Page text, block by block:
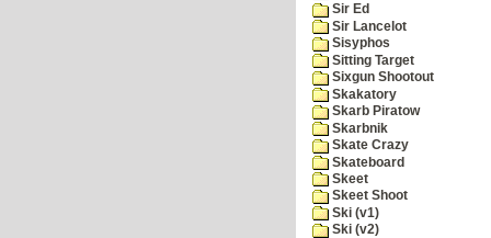
Sir Ed
Sir Lancelot
Sisyphos
Sitting Target
Sixgun Shootout
Skakatory
Skarb Piratow
Skarbnik
Skate Crazy
Skateboard
Skeet
Skeet Shoot
Ski (v1)
Ski (v2)